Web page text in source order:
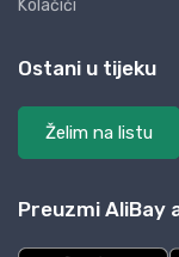
Kolačići
Ostani u tijeku
Želim na listu
Preuzmi AliBay